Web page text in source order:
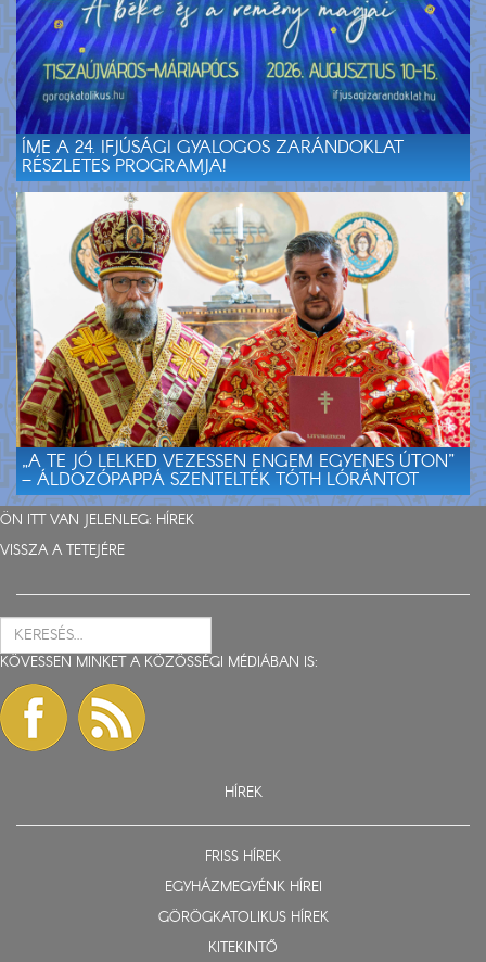
ÍME A 24. IFJÚSÁGI GYALOGOS ZARÁNDOKLAT
RÉSZLETES PROGRAMJA!
„A TE JÓ LELKED VEZESSEN ENGEM EGYENES ÚTON”
– ÁLDOZÓPAPPÁ SZENTELTÉK TÓTH LÓRÁNTOT
ÖN ITT VAN JELENLEG: HÍREK
VISSZA A TETEJÉRE
KÖVESSEN MINKET A KÖZÖSSÉGI MÉDIÁBAN IS:
HÍREK
FRISS HÍREK
EGYHÁZMEGYÉNK HÍREI
GÖRÖGKATOLIKUS HÍREK
KITEKINTŐ